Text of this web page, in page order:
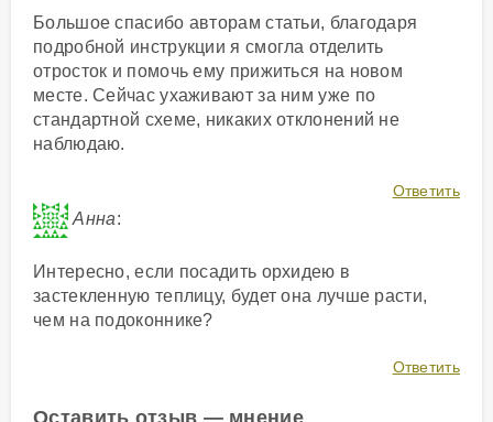
Большое спасибо авторам статьи, благодаря
подробной инструкции я смогла отделить
отросток и помочь ему прижиться на новом
месте. Сейчас ухаживают за ним уже по
стандартной схеме, никаких отклонений не
наблюдаю.
Ответить
Анна:
Интересно, если посадить орхидею в
застекленную теплицу, будет она лучше расти,
чем на подоконнике?
Ответить